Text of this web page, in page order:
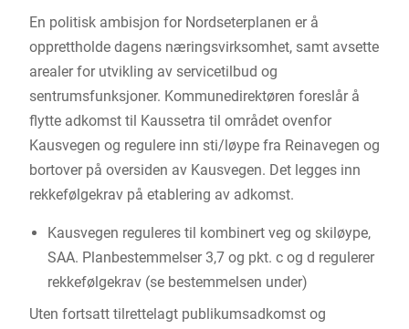
En politisk ambisjon for Nordseterplanen er å
opprettholde dagens næringsvirksomhet, samt avsette
arealer for utvikling av servicetilbud og
sentrumsfunksjoner. Kommunedirektøren foreslår å
flytte adkomst til Kaussetra til området ovenfor
Kausvegen og regulere inn sti/løype fra Reinavegen og
bortover på oversiden av Kausvegen. Det legges inn
rekkefølgekrav på etablering av adkomst.
Kausvegen reguleres til kombinert veg og skiløype,
SAA. Planbestemmelser 3,7 og pkt. c og d regulerer
rekkefølgekrav (se bestemmelsen under)
Uten fortsatt tilrettelagt publikumsadkomst og